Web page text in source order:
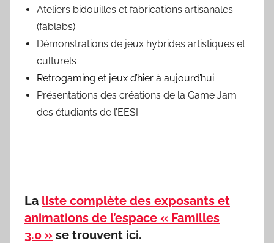
Ateliers bidouilles et fabrications artisanales
(fablabs)
Démonstrations de jeux hybrides artistiques et
culturels
Retrogaming et jeux d’hier à aujourd’hui
Présentations des créations de la Game Jam
des étudiants de l’EESI
La liste complète des exposants et
animations de l’espace « Familles
3.0 » se trouvent ici.